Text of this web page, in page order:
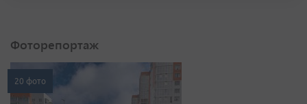
Фоторепортаж
20 фото